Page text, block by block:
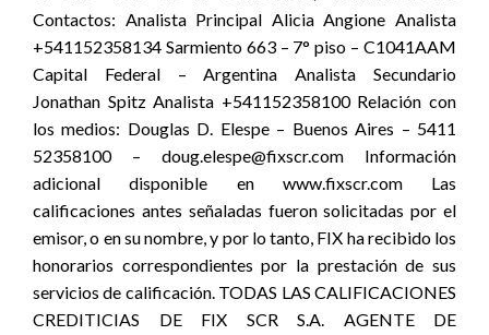
Contactos: Analista Principal Alicia Angione Analista
+541152358134 Sarmiento 663 – 7° piso – C1041AAM
Capital Federal – Argentina Analista Secundario
Jonathan Spitz Analista +541152358100 Relación con
los medios: Douglas D. Elespe – Buenos Aires – 5411
52358100 – doug.elespe@fixscr.com Información
adicional disponible en www.fixscr.com Las
calificaciones antes señaladas fueron solicitadas por el
emisor, o en su nombre, y por lo tanto, FIX ha recibido los
honorarios correspondientes por la prestación de sus
servicios de calificación. TODAS LAS CALIFICACIONES
CREDITICIAS DE FIX SCR S.A. AGENTE DE